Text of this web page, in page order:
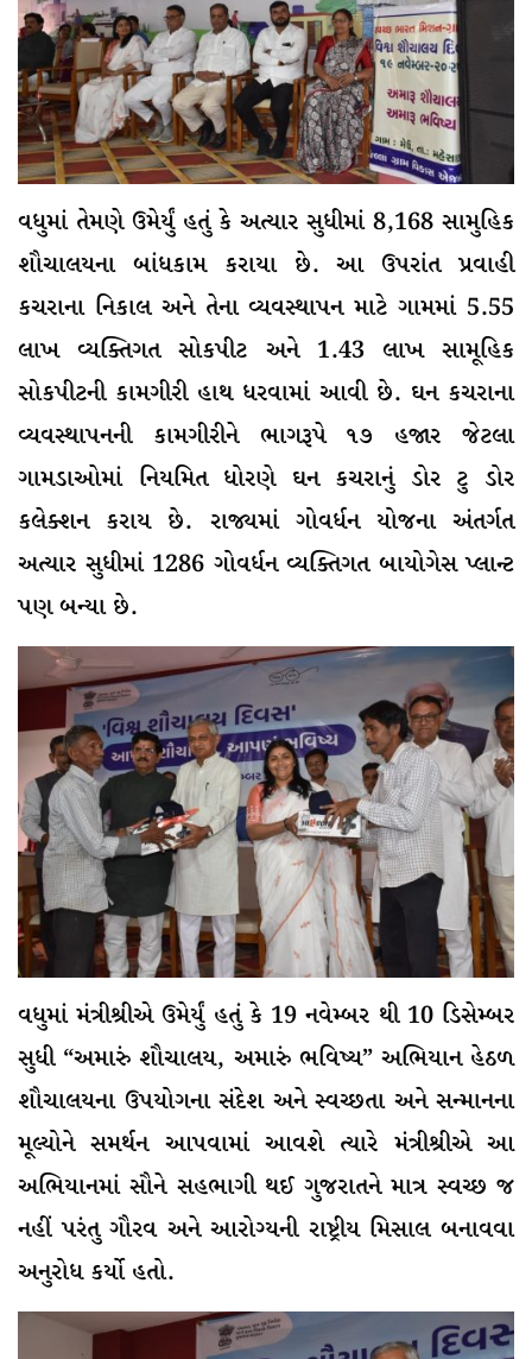
વધુમાં તેમણે ઉમેર્યું હતું કે અત્યાર સુધીમાં 8,168 સામુહિક
શૌચાલયના બાંધકામ કરાયા છે. આ ઉપરાંત પ્રવાહી
કચરાના નિકાલ અને તેના વ્યવસ્થાપન માટે ગામમાં 5.55
લાખ વ્યક્તિગત સોકપીટ અને 1.43 લાખ સામૂહિક
સોકપીટની કામગીરી હાથ ધરવામાં આવી છે. ઘન કચરાના
વ્યવસ્થાપનની કામગીરીને ભાગરૂપે ૧૭ હજાર જેટલા
ગામડાઓમાં નિયમિત ધોરણે ઘન કચરાનું ડોર ટુ ડોર
કલેક્શન કરાય છે. રાજ્યમાં ગોવર્ધન યોજના અંતર્ગત
અત્યાર સુધીમાં 1286 ગોવર્ધન વ્યક્તિગત બાયોગેસ પ્લાન્ટ
પણ બન્યા છે.
વધુમાં મંત્રીશ્રીએ ઉમેર્યું હતું કે 19 નવેમ્બર થી 10 ડિસેમ્બર
સુધી “અમારું શૌચાલય, અમારું ભવિષ્ય” અભિયાન હેઠળ
શૌચાલયના ઉપયોગના સંદેશ અને સ્વચ્છતા અને સન્માનના
મૂલ્યોને સમર્થન આપવામાં આવશે ત્યારે મંત્રીશ્રીએ આ
અભિયાનમાં સૌને સહભાગી થઈ ગુજરાતને માત્ર સ્વચ્છ જ
નહીં પરંતુ ગૌરવ અને આરોગ્યની રાષ્ટ્રીય મિસાલ બનાવવા
અનુરોધ કર્યો હતો.